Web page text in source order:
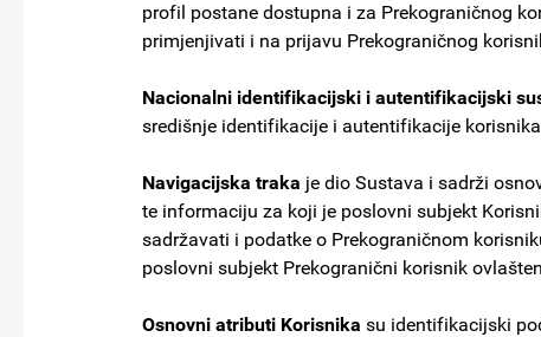
profil postane dostupna i za Prekograničnog
primjenjivati i na prijavu Prekograničnog
Nacionalni identifikacijski i autentifikacijski
središnje identifikacije i autentifikacije
Navigacijska traka je dio Sustava i sadrži
te informaciju za koji je poslovni subjekt
sadržavati i podatke o Prekograničnom
poslovni subjekt Prekogranični korisnik
Osnovni atributi Korisnika su identifikacijski